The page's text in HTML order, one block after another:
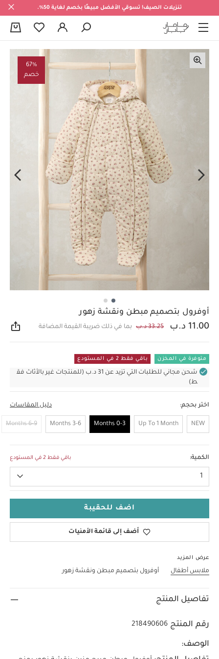
تنزيلات الصيف! تسوقي الأفضل مبيعًا بخصم لغاية 50%.
67%
خصم
أوفرول بتصميم مبطن ونقشة زهور
11.00 د.ب 33.25 د.ب بما في ذلك ضريبة القيمة المضافة
متوفرة في المخزن باقي فقط 2 في المستودع
شحن مجاني للطلبات التي تزيد عن 31 د.ب (للمنتجات غير بالأثاث فق
ط)
اختر بحجم: دليل المقاسات
NEW
Up To 1 Month
0-3 Months
3-6 Months
6-9 Months
الكمية: باقي فقط 2 في المستودع
1
اضف للحقيبة
أضف إلى قائمة الأمنيات
عرض المزيد
ملابس أطفال أوفرول بتصميم مبطن ونقشة زهور
تفاصيل المنتج
رقم المنتج 218490606
الوصف: